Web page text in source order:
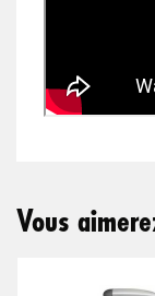
Vous